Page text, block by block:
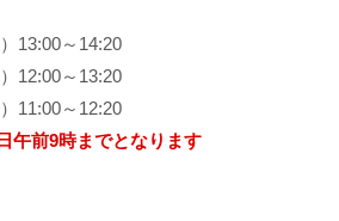
13:00～14:20
12:00～13:20
11:00～12:20
午前9時までとなります